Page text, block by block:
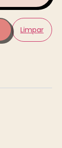
Limpar